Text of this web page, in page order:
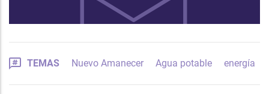
TEMAS Nuevo Amanecer Agua potable energía